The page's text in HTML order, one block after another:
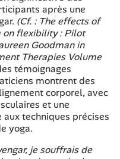
après une
(Cf. : The effects of
on flexibility : Pilot
Goodman in
Therapies Volume
témoignages
montrent des
corporel, avec
et une
techniques précises
yoga.
je souffrais de